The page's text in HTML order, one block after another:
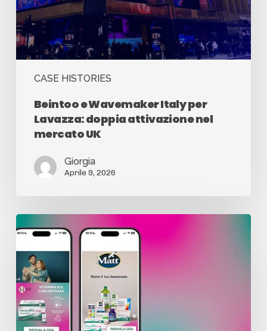
CASE HISTORIES
Beintoo e Wavemaker Italy per
Lavazza: doppia attivazione nel
mercato UK
Giorgia
Aprile 9, 2026